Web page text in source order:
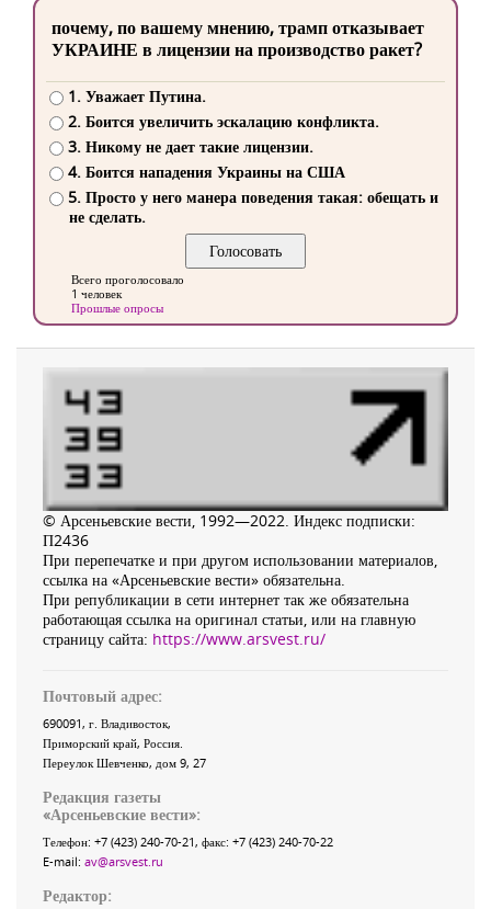
почему, по вашему мнению, трамп отказывает
УКРАИНЕ в лицензии на производство ракет?
1. Уважает Путина.
2. Боится увеличить эскалацию конфликта.
3. Никому не дает такие лицензии.
4. Боится нападения Украины на США
5. Просто у него манера поведения такая: обещать и
не сделать.
Всего проголосовало
1 человек
Прошлые опросы
© Арсеньевские вести, 1992—2022. Индекс подписки:
П2436
При перепечатке и при другом использовании материалов,
ссылка на «Арсеньевские вести» обязательна.
При републикации в сети интернет так же обязательна
работающая ссылка на оригинал статьи, или на главную
страницу сайта: https://www.arsvest.ru/
Почтовый адрес:
690091, г. Владивосток,
Приморский край, Россия
Переулок Шевченко, дом 9, 27
Редакция газеты
«Арсеньевские вести»:
Телефон: +7 (423) 240-70-21, факс: +7 (423) 240-70-22
E-mail: av@arsvest.ru
Редактор: